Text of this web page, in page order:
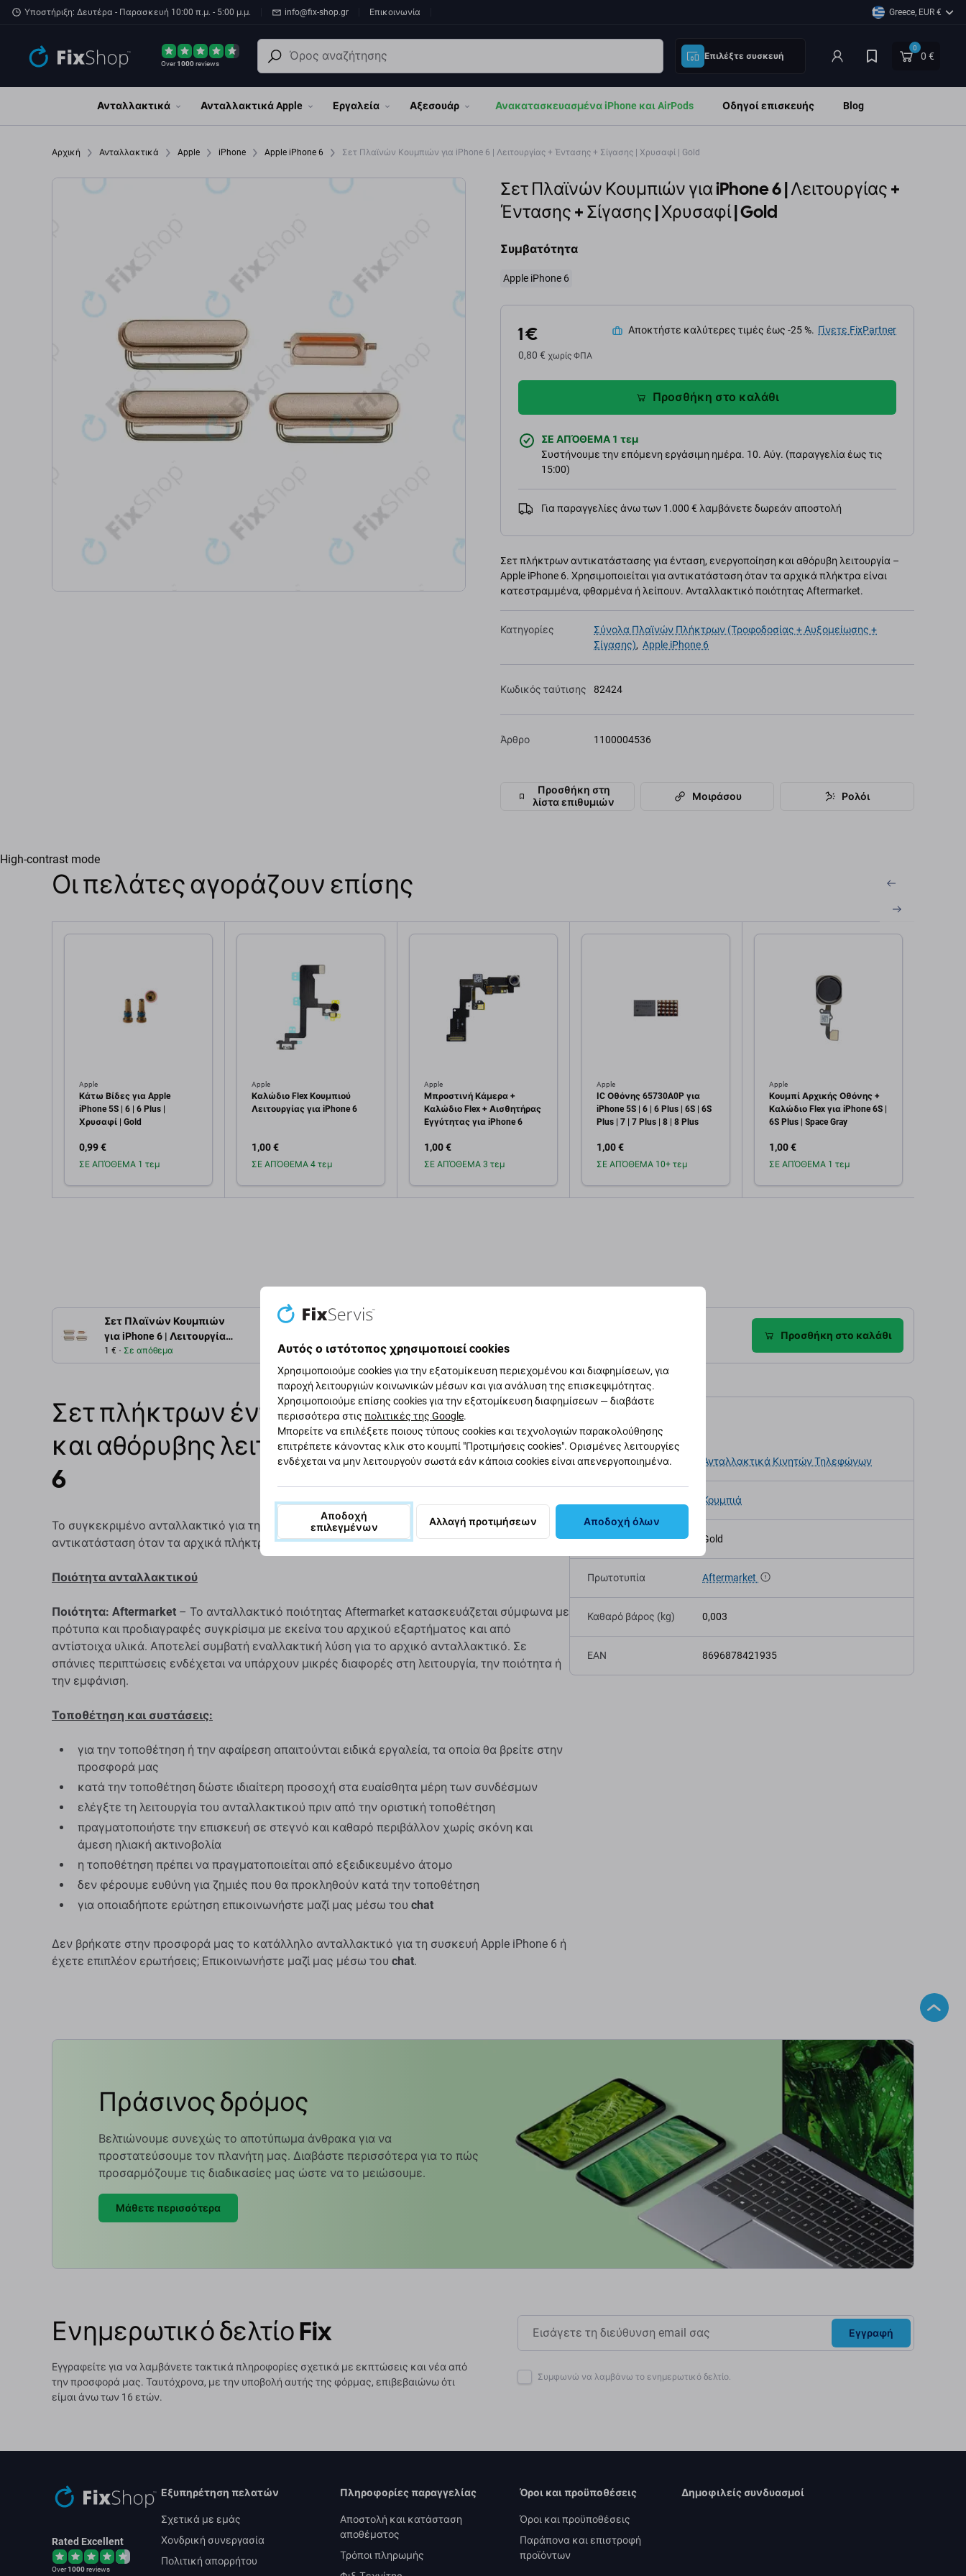
Παράβλεψη στο κύριο περιεχόμενο
Υποστήριξη: Δευτέρα - Παρασκευή 10:00 π.μ. - 5:00 μ.μ. info@fix-shop.gr Επικοινωνία Greece, EUR €
Over1000reviews
Επιλέξτε συσκευή
0
0 €
Ανταλλακτικά Ανταλλακτικά Apple Εργαλεία Αξεσουάρ Ανακατασκευασμένα iPhone και AirPods Οδηγοί επισκευής Blog
Αρχική Ανταλλακτικά Apple iPhone Apple iPhone 6 Σετ Πλαϊνών Κουμπιών για iPhone 6 | Λειτουργίας + Έντασης + Σίγασης | Χρυσαφί | Gold
Σετ Πλαϊνών Κουμπιών για iPhone 6 | Λειτουργίας +
Έντασης + Σίγασης | Χρυσαφί | Gold
Συμβατότητα
Apple iPhone 6
1 €
0,80 € χωρίς ΦΠΑ
Αποκτήστε καλύτερες τιμές έως -25 %. Γίνετε FixPartner
Προσθήκη στο καλάθι
ΣΕ ΑΠΌΘΕΜΑ 1 τεμ
Συστήνουμε την επόμενη εργάσιμη ημέρα. 10. Αύγ. (παραγγελία έως τις
15:00)
Για παραγγελίες άνω των 1.000 € λαμβάνετε δωρεάν αποστολή
Σετ πλήκτρων αντικατάστασης για ένταση, ενεργοποίηση και αθόρυβη λειτουργία –
Apple iPhone 6. Χρησιμοποιείται για αντικατάσταση όταν τα αρχικά πλήκτρα είναι
κατεστραμμένα, φθαρμένα ή λείπουν. Ανταλλακτικό ποιότητας Aftermarket.
Κατηγορίες
Σύνολα Πλαϊνών Πλήκτρων (Τροφοδοσίας + Αυξομείωσης +
Σίγασης), Apple iPhone 6
Κωδικός ταύτισης 82424
Άρθρο 1100004536
Προσθήκη στη
λίστα επιθυμιών
Μοιράσου Ρολόι
High-contrast mode
Οι πελάτες αγοράζουν επίσης
Apple
Κάτω Βίδες για Apple
iPhone 5S | 6 | 6 Plus |
Χρυσαφί | Gold
0,99 €
ΣΕ ΑΠΌΘΕΜΑ 1 τεμ
Apple
Καλώδιο Flex Κουμπιού
Λειτουργίας για iPhone 6
1,00 €
ΣΕ ΑΠΌΘΕΜΑ 4 τεμ
Apple
Μπροστινή Κάμερα +
Καλώδιο Flex + Αισθητήρας
Εγγύτητας για iPhone 6
1,00 €
ΣΕ ΑΠΌΘΕΜΑ 3 τεμ
Apple
IC Οθόνης 65730A0P για
iPhone 5S | 6 | 6 Plus | 6S | 6S
Plus | 7 | 7 Plus | 8 | 8 Plus
1,00 €
ΣΕ ΑΠΌΘΕΜΑ 10+ τεμ
Apple
Κουμπί Αρχικής Οθόνης +
Καλώδιο Flex για iPhone 6S |
6S Plus | Space Gray
1,00 €
ΣΕ ΑΠΌΘΕΜΑ 1 τεμ
Σετ Πλαϊνών Κουμπιών
για iPhone 6 | Λειτουργίας
+ Έντασης + Σίγασης |
Χρυσαφί | Gold
1 € Σε απόθεμα
Προσθήκη στο καλάθι
Σετ πλήκτρων έντασης, ενεργοποίησης
και αθόρυβης λειτουργίας για Apple iPhone
6
Το συγκεκριμένο ανταλλακτικό για τη συσκευή Apple iPhone 6 χρησιμοποιείται για
αντικατάσταση όταν τα αρχικά πλήκτρα είναι κατεστραμμένα, φθαρμένα ή λείπουν.
Ποιότητα ανταλλακτικού
Ποιότητα: Aftermarket – Το ανταλλακτικό ποιότητας Aftermarket κατασκευάζεται σύμφωνα με
πρότυπα και προδιαγραφές συγκρίσιμα με εκείνα του αρχικού εξαρτήματος και από
αντίστοιχα υλικά. Αποτελεί συμβατή εναλλακτική λύση για το αρχικό ανταλλακτικό. Σε
σπάνιες περιπτώσεις ενδέχεται να υπάρχουν μικρές διαφορές στη λειτουργία, την ποιότητα ή
την εμφάνιση.
Τοποθέτηση και συστάσεις:
για την τοποθέτηση ή την αφαίρεση απαιτούνται ειδικά εργαλεία, τα οποία θα βρείτε στην
προσφορά μας
κατά την τοποθέτηση δώστε ιδιαίτερη προσοχή στα ευαίσθητα μέρη των συνδέσμων
ελέγξτε τη λειτουργία του ανταλλακτικού πριν από την οριστική τοποθέτηση
πραγματοποιήστε την επισκευή σε στεγνό και καθαρό περιβάλλον χωρίς σκόνη και
άμεση ηλιακή ακτινοβολία
η τοποθέτηση πρέπει να πραγματοποιείται από εξειδικευμένο άτομο
δεν φέρουμε ευθύνη για ζημιές που θα προκληθούν κατά την τοποθέτηση
για οποιαδήποτε ερώτηση επικοινωνήστε μαζί μας μέσω του chat
Δεν βρήκατε στην προσφορά μας το κατάλληλο ανταλλακτικό για τη συσκευή Apple iPhone 6 ή
έχετε επιπλέον ερωτήσεις; Επικοινωνήστε μαζί μας μέσω του chat.
Προδιαγραφές
Τύπος συσκευής Ανταλλακτικά Κινητών Τηλεφώνων
Κουμπιά
Χρώμα Gold
Πρωτοτυπία Aftermarket
Καθαρό βάρος (kg) 0,003
EAN 8696878421935
Πράσινος δρόμος
Βελτιώνουμε συνεχώς το αποτύπωμα άνθρακα για να
προστατεύσουμε τον πλανήτη μας. Διαβάστε περισσότερα για το πώς
προσαρμόζουμε τις διαδικασίες μας ώστε να το μειώσουμε.
Μάθετε περισσότερα
Ενημερωτικό δελτίο Fix
Εγγραφείτε για να λαμβάνετε τακτικά πληροφορίες σχετικά με εκπτώσεις και νέα από
την προσφορά μας. Ταυτόχρονα, με την υποβολή αυτής της φόρμας, επιβεβαιώνω ότι
είμαι άνω των 16 ετών.
Εγγραφή
Συμφωνώ να λαμβάνω το ενημερωτικό δελτίο.
Rated Excellent
Over1000reviews
Εξυπηρέτηση πελατών
Σχετικά με εμάς
Χονδρική συνεργασία
Πολιτική απορρήτου
Πληροφορίες παραγγελίας
Αποστολή και κατάσταση
αποθέματος
Τρόποι πληρωμής
Όροι και προϋποθέσεις
Όροι και προϋποθέσεις
Παράπονα και επιστροφή
προϊόντων
Δημοφιλείς συνδυασμοί
Αυτός ο ιστότοπος χρησιμοποιεί cookies
Χρησιμοποιούμε cookies για την εξατομίκευση περιεχομένου και διαφημίσεων, για
παροχή λειτουργιών κοινωνικών μέσων και για ανάλυση της επισκεψιμότητας.
Χρησιμοποιούμε επίσης cookies για την εξατομίκευση διαφημίσεων — διαβάστε
περισσότερα στις πολιτικές της Google.
Μπορείτε να επιλέξετε ποιους τύπους cookies και τεχνολογιών παρακολούθησης
επιτρέπετε κάνοντας κλικ στο κουμπί "Προτιμήσεις cookies". Ορισμένες λειτουργίες
ενδέχεται να μην λειτουργούν σωστά εάν κάποια cookies είναι απενεργοποιημένα.
Αποδοχή
επιλεγμένων
Αλλαγή προτιμήσεων Αποδοχή όλων